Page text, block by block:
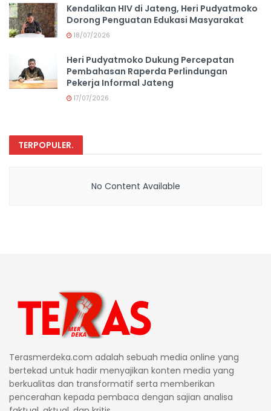
Kendalikan HIV di Jateng, Heri Pudyatmoko
Dorong Penguatan Edukasi Masyarakat
18/07/2026
Heri Pudyatmoko Dukung Percepatan
Pembahasan Raperda Perlindungan
Pekerja Informal Jateng
17/07/2026
TERPOPULER.
No Content Available
Terasmerdeka.com adalah sebuah media online yang
bertekad untuk hadir menyajikan konten media yang
berkualitas dan transformatif serta memberikan
pencerahan kepada pembaca dengan sajian analisa